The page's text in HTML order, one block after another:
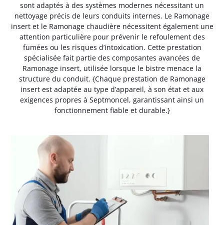
sont adaptés à des systèmes modernes nécessitant un
nettoyage précis de leurs conduits internes. Le Ramonage
insert et le Ramonage chaudière nécessitent également une
attention particulière pour prévenir le refoulement des
fumées ou les risques d’intoxication. Cette prestation
spécialisée fait partie des composantes avancées de
Ramonage insert, utilisée lorsque le bistre menace la
structure du conduit. {Chaque prestation de Ramonage
insert est adaptée au type d’appareil, à son état et aux
exigences propres à Septmoncel, garantissant ainsi un
fonctionnement fiable et durable.}